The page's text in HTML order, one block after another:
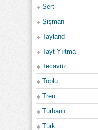
Sert
Şişman
Tayland
Tayt Yırtma
Tecavüz
Toplu
Tren
Türbanlı
Türk